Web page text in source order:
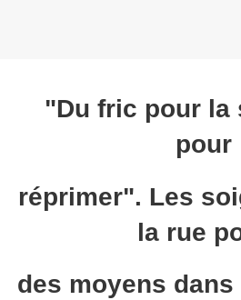
"Du fric pour la
pour
réprimer". Les
la rue
des moyens